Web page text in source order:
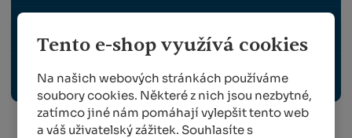
Tento e-shop využívá cookies
Na našich webových stránkách používáme
soubory cookies. Některé z nich jsou nezbytné,
zatímco jiné nám pomáhají vylepšit tento web
a váš uživatelský zážitek. Souhlasíte s
OCHRANNÉ PRACOVNÍ POMŮCKY